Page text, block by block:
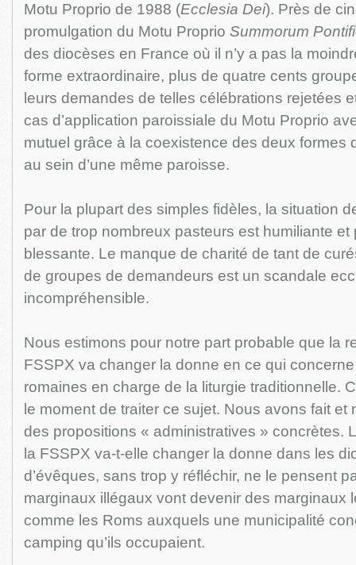
Motu Proprio de 1988 (Ecclesia Dei). Près de
promulgation du Motu Proprio Summorum
des diocèses en France où il n’y a pas la
forme extraordinaire, plus de quatre cents
leurs demandes de telles célébrations rejetées
cas d’application paroissiale du Motu Proprio
mutuel grâce à la coexistence des deux formes
au sein d’une même paroisse.
Pour la plupart des simples fidèles, la situation
par de trop nombreux pasteurs est humiliante et
blessante. Le manque de charité de tant de
de groupes de demandeurs est un scandale
incompréhensible.
Nous estimons pour notre part probable que la
FSSPX va changer la donne en ce qui
romaines en charge de la liturgie traditionnelle.
le moment de traiter ce sujet. Nous avons fait et
des propositions « administratives » concrètes.
la FSSPX va-t-elle changer la donne dans les
d’évêques, sans trop y réfléchir, ne le pensent
marginaux illégaux vont devenir des marginaux
comme les Roms auxquels une municipalité
camping qu’ils occupaient.